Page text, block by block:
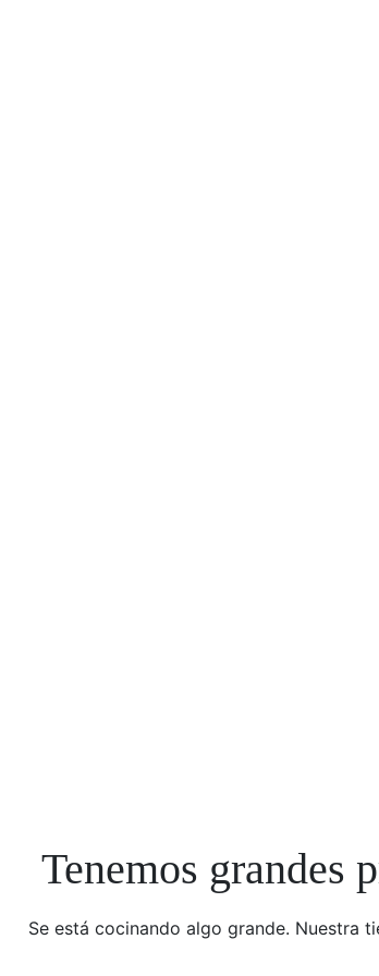
Tenemos grandes
Se está cocinando algo grande. Nuestra